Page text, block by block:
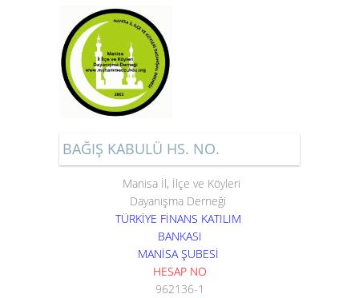
BAĞIŞ KABULÜ HS. NO.
Manisa İl, İlçe ve Köyleri
Dayanışma Derneği
TÜRKİYE FİNANS KATILIM
BANKASI
MANİSA ŞUBESİ
HESAP NO
962136-1